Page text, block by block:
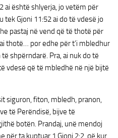
ai është shlyerja, jo vetëm për
Gjoni 11:52 ai do të vdesë jo
pastaj në vend që të thotë për
thotë… por edhe për t’i mbledhur
shpërndarë. Pra, ai nuk do të
vdesë që të mbledhë në një bijtë
siguron, fiton, mbledh, pranon,
të Perëndisë, bijve të
botën. Prandaj, unë mendoj
për ta kuptuar 1 Gjoni 2:2, që kur